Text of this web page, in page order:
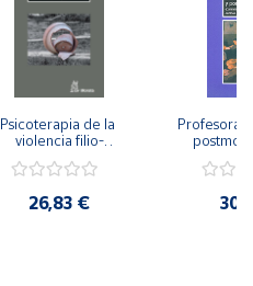
Psicoterapia de la
violencia filio-
secreto y la
26,83 €